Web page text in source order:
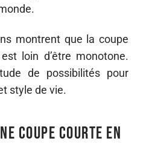
montrent que la coupe
loin d’être monotone.
de possibilités pour
style de vie.
coupe courte en